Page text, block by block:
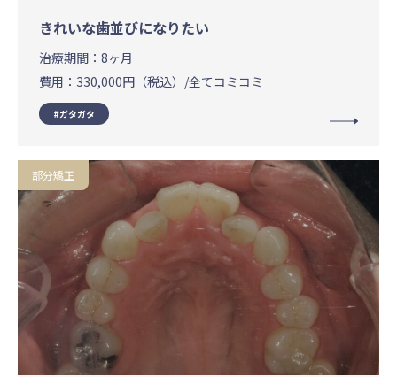
きれいな歯並びになりたい
治療期間： 8ヶ月
費用： 330,000円（税込）/全てコミコミ
ガタガタ
部分矯正